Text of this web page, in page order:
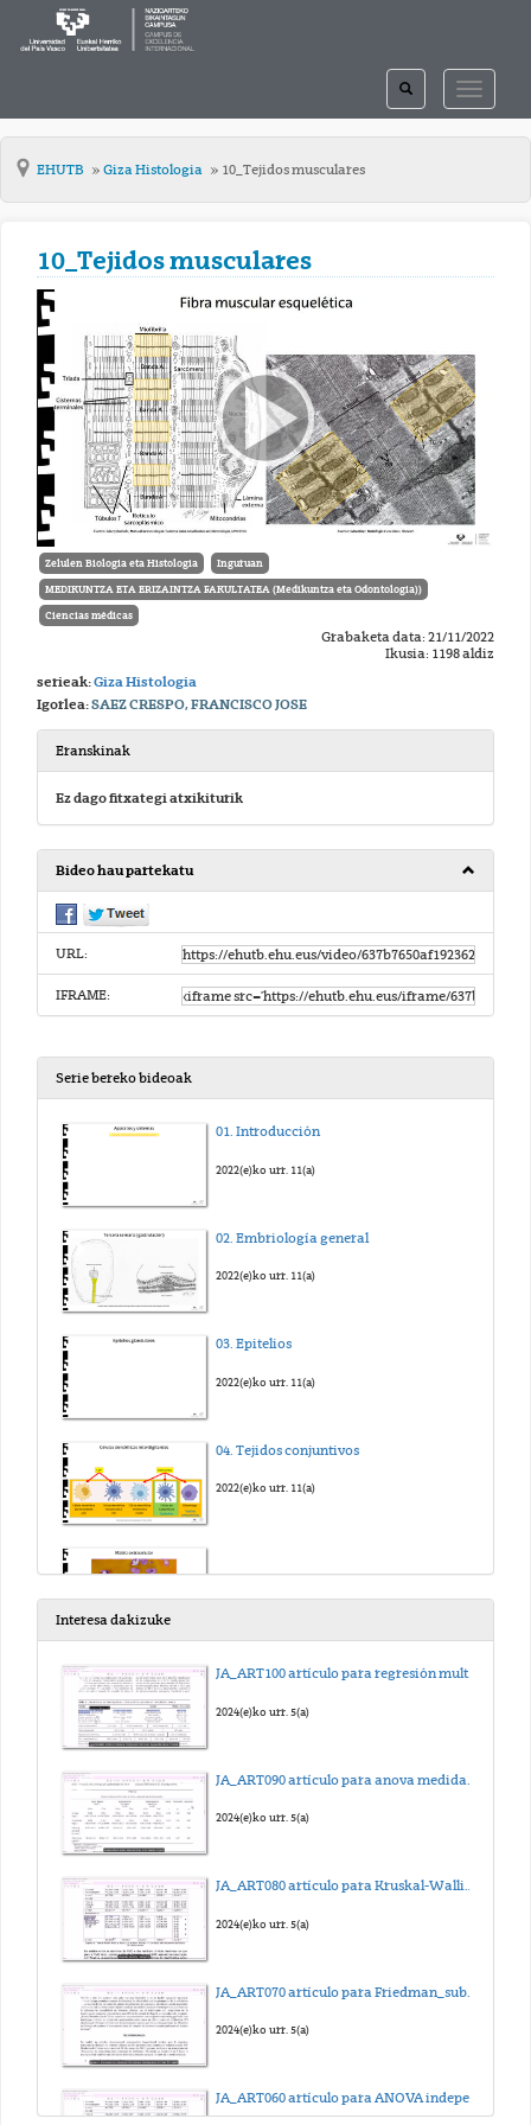
TOGGLE
TOGGLE
SEARCH
EHUTB Giza Histologia 10_Tejidos musculares
10_Tejidos musculares
Zelulen Biologia eta Histologia Inguruan
MEDIKUNTZA ETA ERIZAINTZA FAKULTATEA (Medikuntza eta Odontologia))
Ciencias médicas
Grabaketa data: 21/11/2022
Ikusia: 1198 aldiz
serieak:Giza Histologia
Igorlea:SAEZ CRESPO, FRANCISCO JOSE
Eranskinak
Ez dago fitxategi atxikiturik
Bideo hau partekatu
URL:
IFRAME:
Serie bereko bideoak
01. Introducción
2022(e)ko urr. 11(a)
02. Embriología general
2022(e)ko urr. 11(a)
03. Epitelios
2022(e)ko urr. 11(a)
04. Tejidos conjuntivos
2022(e)ko urr. 11(a)
Interesa dakizuke
JA_ART100 artículo para regresión multilineal_sub_eus
2024(e)ko urr. 5(a)
2024(e)ko urr. 5(a)
JA_ART080 artículo para Kruskal-Wallis_sub_eus
2024(e)ko urr. 5(a)
2024(e)ko urr. 5(a)